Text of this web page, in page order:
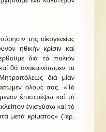
της οίκογενείας
ηθικήν κρίσιν καί
διά τό πολιόν
θά άνακαινίσωμεν τα
διά μίαν
όλους σας. «Τό
έπιστρέψω καί τό
ένισχύσω καί τό
μετά κρίματος» (Ίερ.